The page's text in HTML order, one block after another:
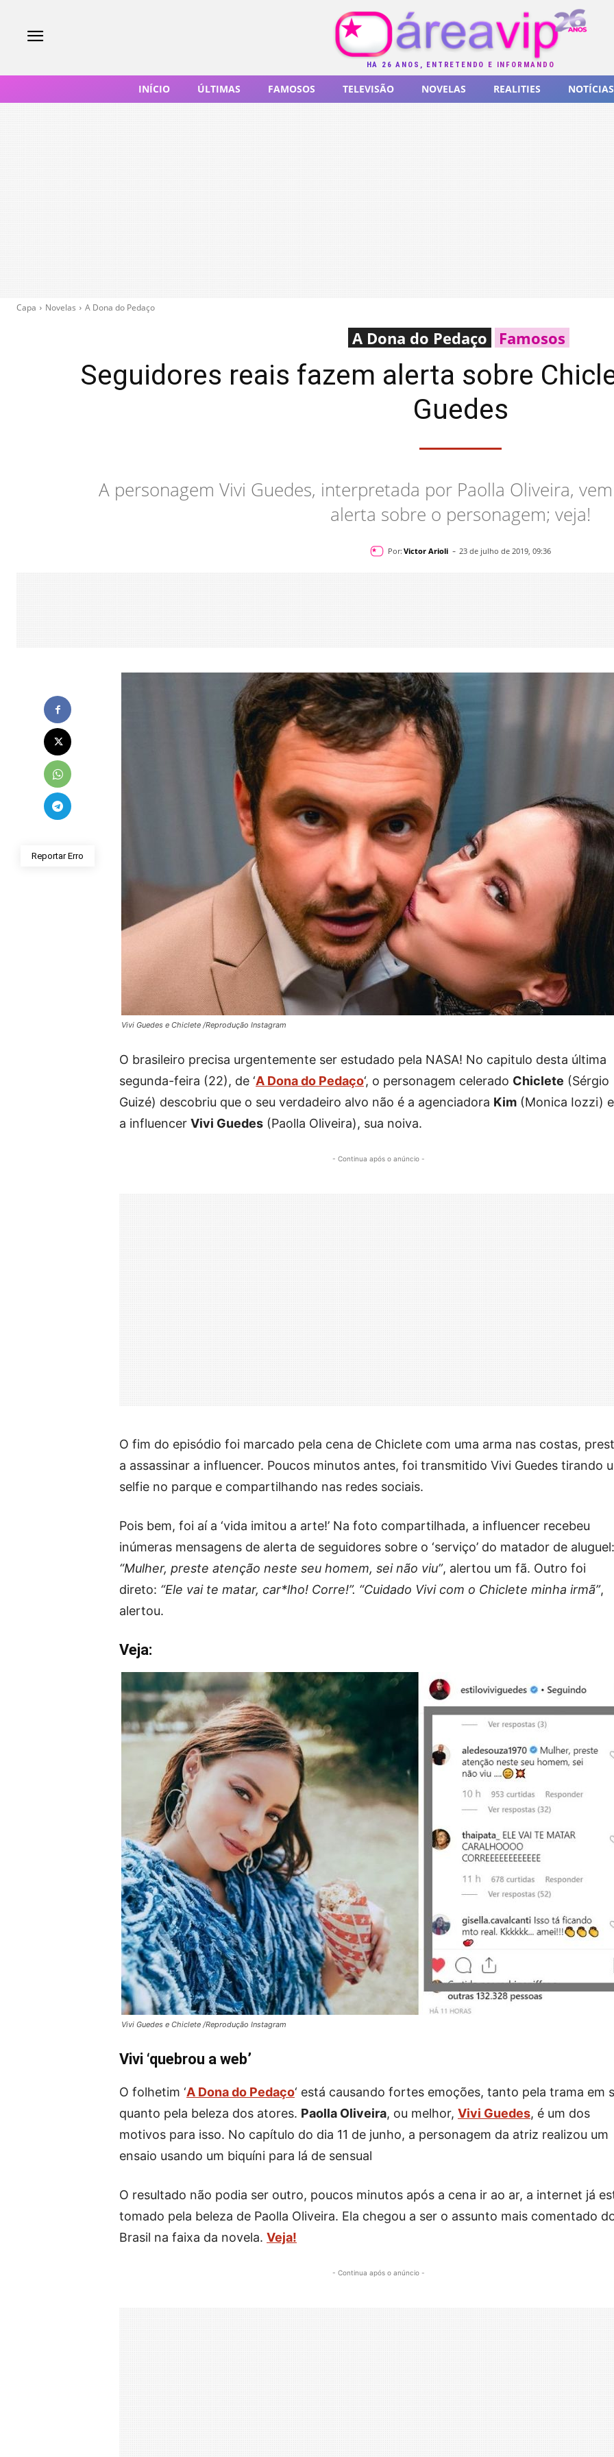
HÁ 26 ANOS, ENTRETENDO E INFORMANDO
INÍCIO ÚLTIMAS FAMOSOS TELEVISÃO NOVELAS REALITIES NOTÍCIAS
Capa Novelas A Dona do Pedaço
A Dona do Pedaço Famosos
Seguidores reais fazem alerta sobre
Guedes
A personagem Vivi Guedes, interpretada por Paolla Oliveira,
alerta sobre o personagem; veja!
Por: Victor Arioli - 23 de julho de 2019, 09:36
Reportar Erro
Vivi Guedes e Chiclete /Reprodução Instagram
O brasileiro precisa urgentemente ser estudado pela NASA! No capitulo desta última
segunda-feira (22), de ‘A Dona do Pedaço‘, o personagem celerado Chiclete (Sérgio
Guizé) descobriu que o seu verdadeiro alvo não é a agenciadora Kim (Monica Iozzi)
a influencer Vivi Guedes (Paolla Oliveira), sua noiva.
- Continua após o anúncio -
O fim do episódio foi marcado pela cena de Chiclete com uma arma nas costas,
a assassinar a influencer. Poucos minutos antes, foi transmitido Vivi Guedes tirando
selfie no parque e compartilhando nas redes sociais.
Pois bem, foi aí a ‘vida imitou a arte!’ Na foto compartilhada, a influencer recebeu
inúmeras mensagens de alerta de seguidores sobre o ‘serviço’ do matador de aluguel:
“Mulher, preste atenção neste seu homem, sei não viu”, alertou um fã. Outro foi
direto: “Ele vai te matar, car*lho! Corre!”. “Cuidado Vivi com o Chiclete minha irmã”,
alertou.
Veja:
Vivi Guedes e Chiclete /Reprodução Instagram
Vivi ‘quebrou a web’
O folhetim ‘A Dona do Pedaço‘ está causando fortes emoções, tanto pela trama em
quanto pela beleza dos atores. Paolla Oliveira, ou melhor, Vivi Guedes, é um dos
motivos para isso. No capítulo do dia 11 de junho, a personagem da atriz realizou um
ensaio usando um biquíni para lá de sensual
O resultado não podia ser outro, poucos minutos após a cena ir ao ar, a internet já
tomado pela beleza de Paolla Oliveira. Ela chegou a ser o assunto mais comentado
Brasil na faixa da novela. Veja!
- Continua após o anúncio -